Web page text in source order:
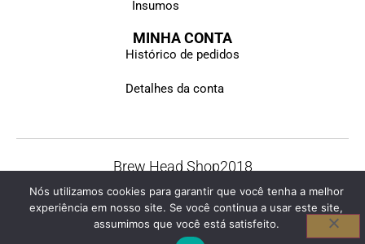
Insumos
MINHA CONTA
Histórico de pedidos
Detalhes da conta
Brew Head Shop2018
© Todos os direitos reservados
Nós utilizamos cookies para garantir que você tenha a melhor
experiência em nosso site. Se você continua a usar este site,
assumimos que você está satisfeito.